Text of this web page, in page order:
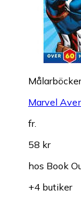
Målarböcker
Marvel
fr.
58 kr
hos Book
+4 butiker